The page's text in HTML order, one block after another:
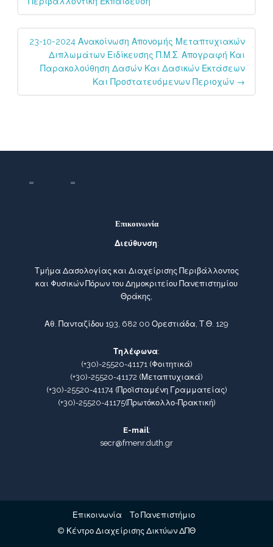
23-10-2024 Ανακοίνωση Απονομής Μεταπτυχιακών
Διπλωμάτων Ειδίκευσης Π.Μ.Σ. Απογραφή Και
Παρακολούθηση Δασών Και Δασικών Εκτάσεων
Και Προστατευόμενων Περιοχών →
Επικοινωνία
Διεύθυνση:
Τμήμα Δασολογίας και Διαχείρισης Περιβάλλοντος
και Φυσικών Πόρων του Δημοκριτείου Πανεπιστημίου
Θράκης,
Αθ. Πανταζίδου 193, 682 00 Ορεστιάδα, Τ.Θ. 129
Τηλέφωνα:
(+30)-25520-41171(Φοιτητικά)
(+30)-25520-41172 (Μεταπτυχιακά)
(+30)-25520-41174 (Προϊσταμένη Γραμματείας)
(+30)-25520-41175(Πρωτόκολλο-Πρακτική)
E-mail:
secr@fmenr.duth.gr
Επικοινωνία
Το Πανεπιστήμιο
© Κέντρο Διαχείρισης Δικτύων ΔΠΘ